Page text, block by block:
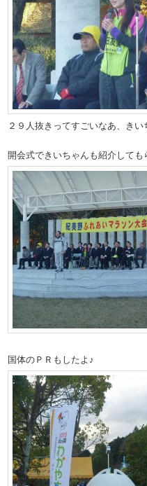
２９人抜きってすごいなあ、き
開会式できいちゃんも紹介しても
国体のＰＲもしたよ♪